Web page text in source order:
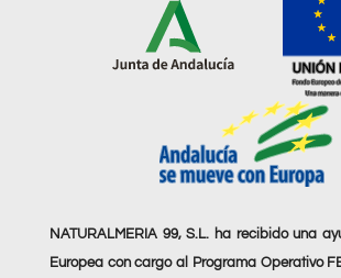
NATURALMERIA 99, S.L. ha recibido una
Europea con cargo al Programa Operativo